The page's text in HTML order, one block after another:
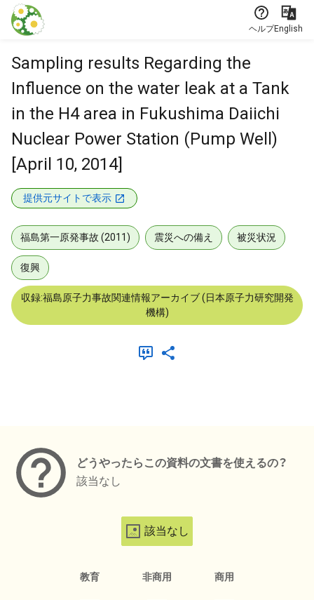
本文に飛ぶ
ヘルプEnglish
Sampling results Regarding the
Influence on the water leak at a Tank
in the H4 area in Fukushima Daiichi
Nuclear Power Station (Pump Well)
[April 10, 2014]
提供元サイトで表示
福島第一原発事故 (2011) 震災への備え 被災状況
復興
収録:福島原子力事故関連情報アーカイブ (日本原子力研究開発
機構)
どうやったらこの資料の文書を使えるの？
該当なし
該当なし
教育 非商用 商用